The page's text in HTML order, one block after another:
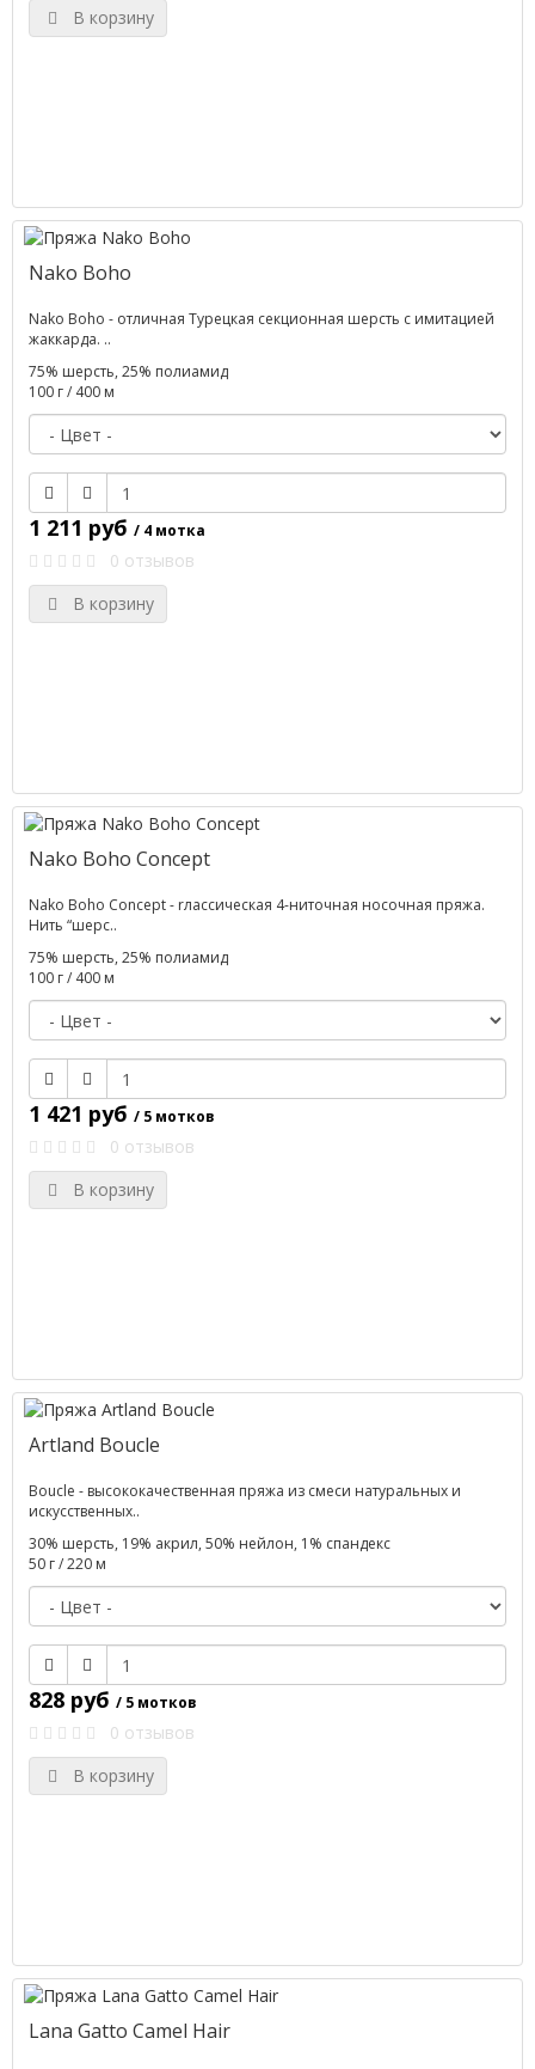
В корзину
Nako Boho
Nako Boho - отличная Турецкая секционная шерсть с имитацией
жаккарда. ..
75% шерсть, 25% полиамид
100 г / 400 м
1 211 руб / 4 мотка
0 отзывов
В корзину
Nako Boho Concept
Nako Boho Concept - rлассическая 4-ниточная носочная пряжа.
Нить “шерс..
75% шерсть, 25% полиамид
100 г / 400 м
1 421 руб / 5 мотков
0 отзывов
В корзину
Artland Boucle
Boucle - высококачественная пряжа из смеси натуральных и
искусственных..
30% шерсть, 19% акрил, 50% нейлон, 1% спандекс
50 г / 220 м
828 руб / 5 мотков
0 отзывов
В корзину
Lana Gatto Camel Hair